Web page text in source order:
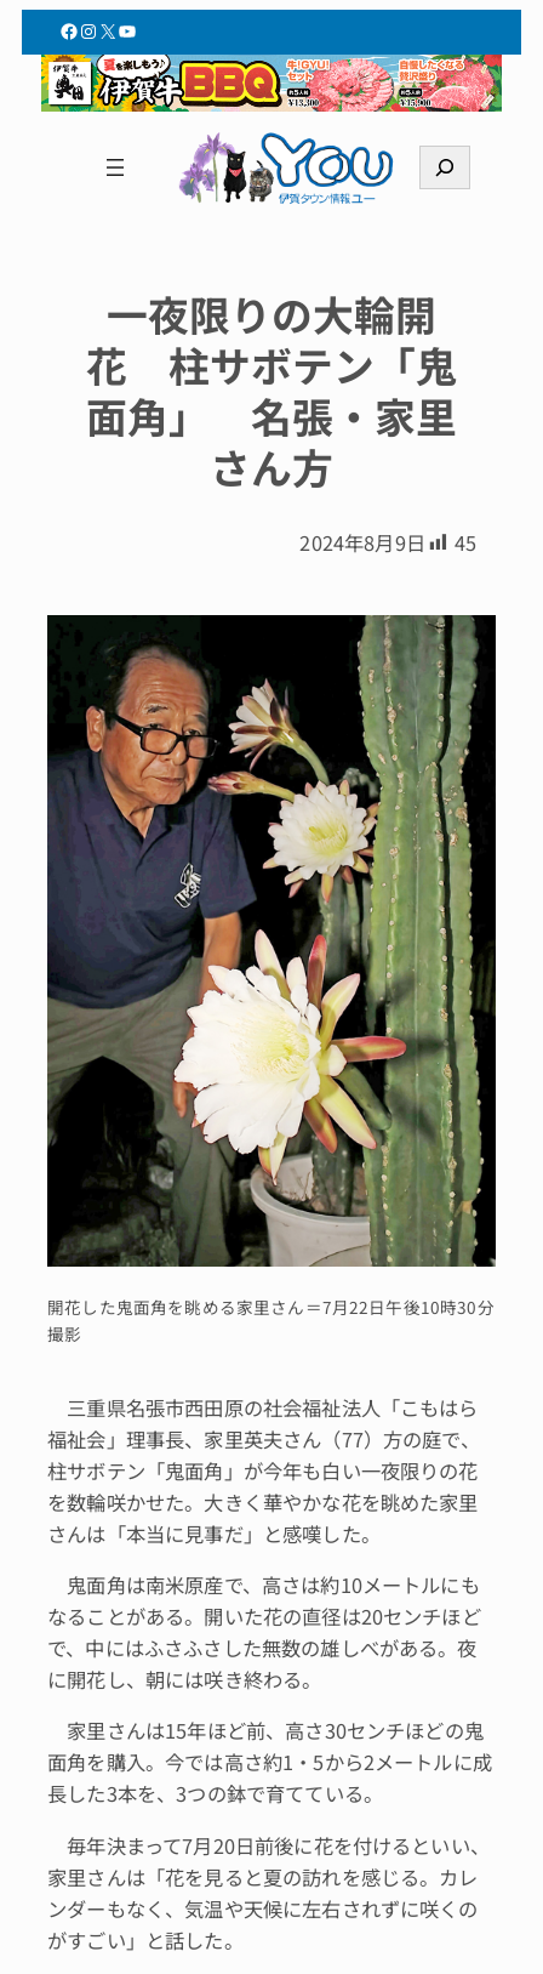
Facebook
Instagram
X YouTube
索
一夜限りの大輪開
花 柱サボテン「鬼
面角」 名張・家里
さん方
2024年8月9日 45
開花した鬼面角を眺める家里さん＝7月22日午後10時30分
撮影
三重県名張市西田原の社会福祉法人「こもはら
福祉会」理事長、家里英夫さん（77）方の庭で、
柱サボテン「鬼面角」が今年も白い一夜限りの花
を数輪咲かせた。大きく華やかな花を眺めた家里
さんは「本当に見事だ」と感嘆した。
鬼面角は南米原産で、高さは約10メートルにも
なることがある。開いた花の直径は20センチほど
で、中にはふさふさした無数の雄しべがある。夜
に開花し、朝には咲き終わる。
家里さんは15年ほど前、高さ30センチほどの鬼
面角を購入。今では高さ約1・5から2メートルに成
長した3本を、3つの鉢で育てている。
毎年決まって7月20日前後に花を付けるといい、
家里さんは「花を見ると夏の訪れを感じる。カレ
ンダーもなく、気温や天候に左右されずに咲くの
がすごい」と話した。